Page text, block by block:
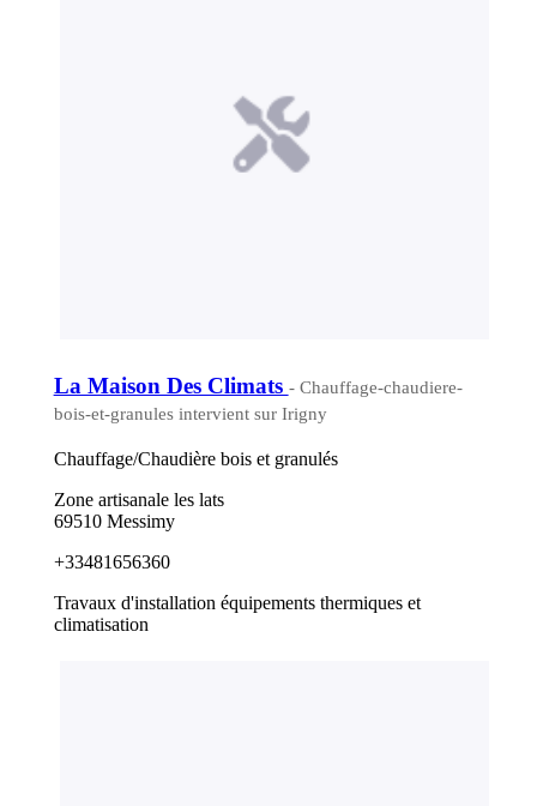
La Maison Des Climats - Chauffage-chaudiere-
bois-et-granules intervient sur Irigny
Chauffage/Chaudière bois et granulés
Zone artisanale les lats
69510 Messimy
+33481656360
Travaux d'installation équipements thermiques et
climatisation